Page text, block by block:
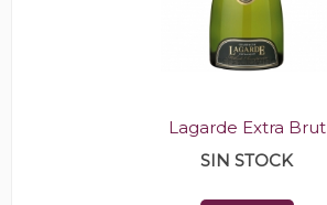
Lagarde Extra Brut
SIN STOCK